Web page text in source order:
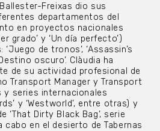
Freixas dio sus
departamentos del
en proyectos nacionales
grado’ y ‘Un día perfecto’)
de tronos’, ‘Assassin’s
oscuro’. Clàudia ha
de su actividad profesional de
Transport Manager y Transport
y series internacionales
y ‘Westworld’, entre otras) y
‘That Dirty Black Bag’, serie
cabo en el desierto de Tabernas